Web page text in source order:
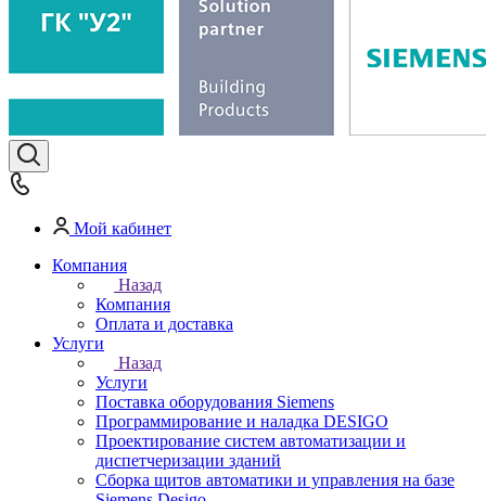
Мой кабинет
Компания
Назад
Компания
Оплата и доставка
Услуги
Назад
Услуги
Поставка оборудования Siemens
Программирование и наладка DESIGO
Проектирование систем автоматизации и
диспетчеризации зданий
Сборка щитов автоматики и управления на базе